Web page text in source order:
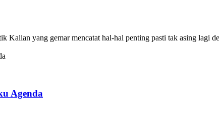
Kalian yang gemar mencatat hal-hal penting pasti tak asing lagi
Agenda